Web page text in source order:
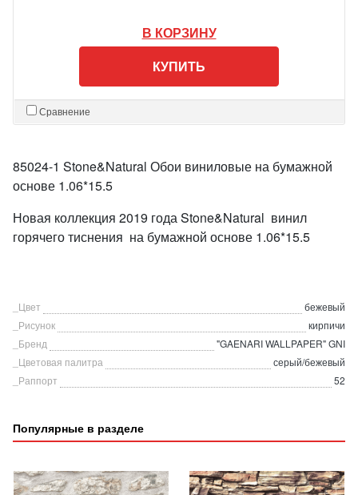
В КОРЗИНУ
КУПИТЬ
Сравнение
85024-1 Stone&Natural Обои виниловые на бумажной
основе 1.06*15.5
Новая коллекция 2019 года Stone&Natural винил
горячего тиснения на бумажной основе 1.06*15.5
_Цвет
бежевый
_Рисунок
кирпичи
_Бренд
"GAENARI WALLPAPER" GNI
_Цветовая палитра
серый/бежевый
_Раппорт
52
Популярные в разделе